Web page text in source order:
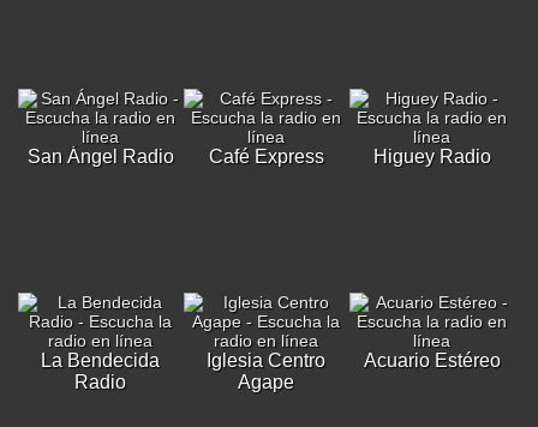
San Ángel Radio Café Express Higuey Radio
La Bendecida
Radio
Iglesia Centro
Agape
Acuario Estéreo